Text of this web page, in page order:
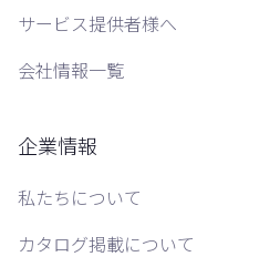
サービス提供者様へ
会社情報一覧
企業情報
私たちについて
カタログ掲載について